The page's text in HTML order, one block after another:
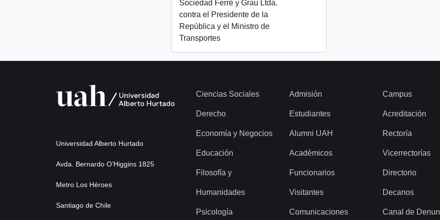
Sociedad Ferré y Grau Ltda.
contra el Presidente de la
República y el Ministro de
Transportes
Universidad Alberto Hurtado
Avda. Bernardo O’Higgins 1825
Metro Los Héroes
Santiago de Chile
Ciencias Sociales
Derecho
Economía y Negocios
Educación
Filosofía y
Humanidades
Psicología
Admisión
Estudiantes
Alumni UAH
Académicos
Funcionarios
Visitantes
Comunicaciones
Campus
Acreditación
Rectoría
Vicerrectorías
Directorio
Decanos
Canal de